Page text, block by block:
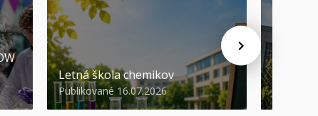
Letná škola chemikov
Publikované 16.07.2026